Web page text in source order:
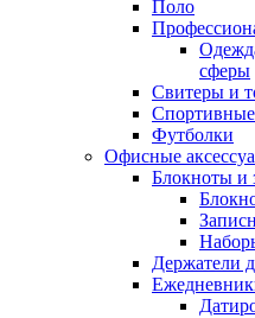
Поло
сферы
Свитеры и
Футболки
Офисные
Блокноты и
Держатели